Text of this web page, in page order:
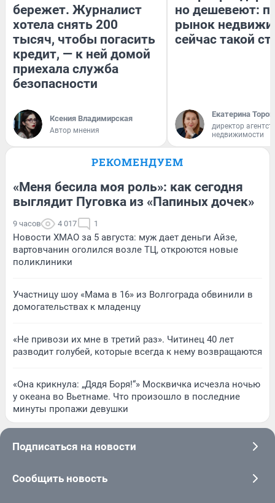
бережет. Журналист
хотела снять 200
тысяч, чтобы погасить
кредит, — к ней домой
приехала служба
безопасности
Ксения Владимирская
Автор мнения
но дешевеют:
рынок
сейчас такой
Екатерина
директор
недвижимости
РЕКОМЕНДУЕМ
«Меня бесила моя роль»: как сегодня
выглядит Пуговка из «Папиных дочек»
9 часов 4 017 1
Новости ХМАО за 5 августа: муж дает деньги Айзе,
вартовчанин оголился возле ТЦ, откроются новые
поликлиники
Участницу шоу «Мама в 16» из Волгограда обвинили в
домогательствах к младенцу
«Не привози их мне в третий раз». Читинец 40 лет
разводит голубей, которые всегда к нему возвращаются
«Она крикнула: „Дядя Боря!“» Москвичка исчезла ночью
у океана во Вьетнаме. Что произошло в последние
минуты пропажи девушки
Подписаться на новости
Сообщить новость